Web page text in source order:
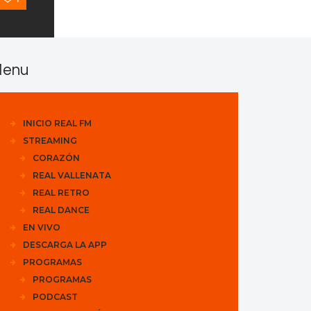
INICIO REAL FM
STREAMING
CORAZÓN
REAL VALLENATA
REAL RETRO
REAL DANCE
EN VIVO
DESCARGA LA APP
PROGRAMAS
PROGRAMAS
PODCAST